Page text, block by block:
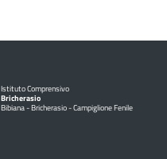
Istituto Comprensivo
Bricherasio
Bibiana - Bricherasio - Campiglione Fenile